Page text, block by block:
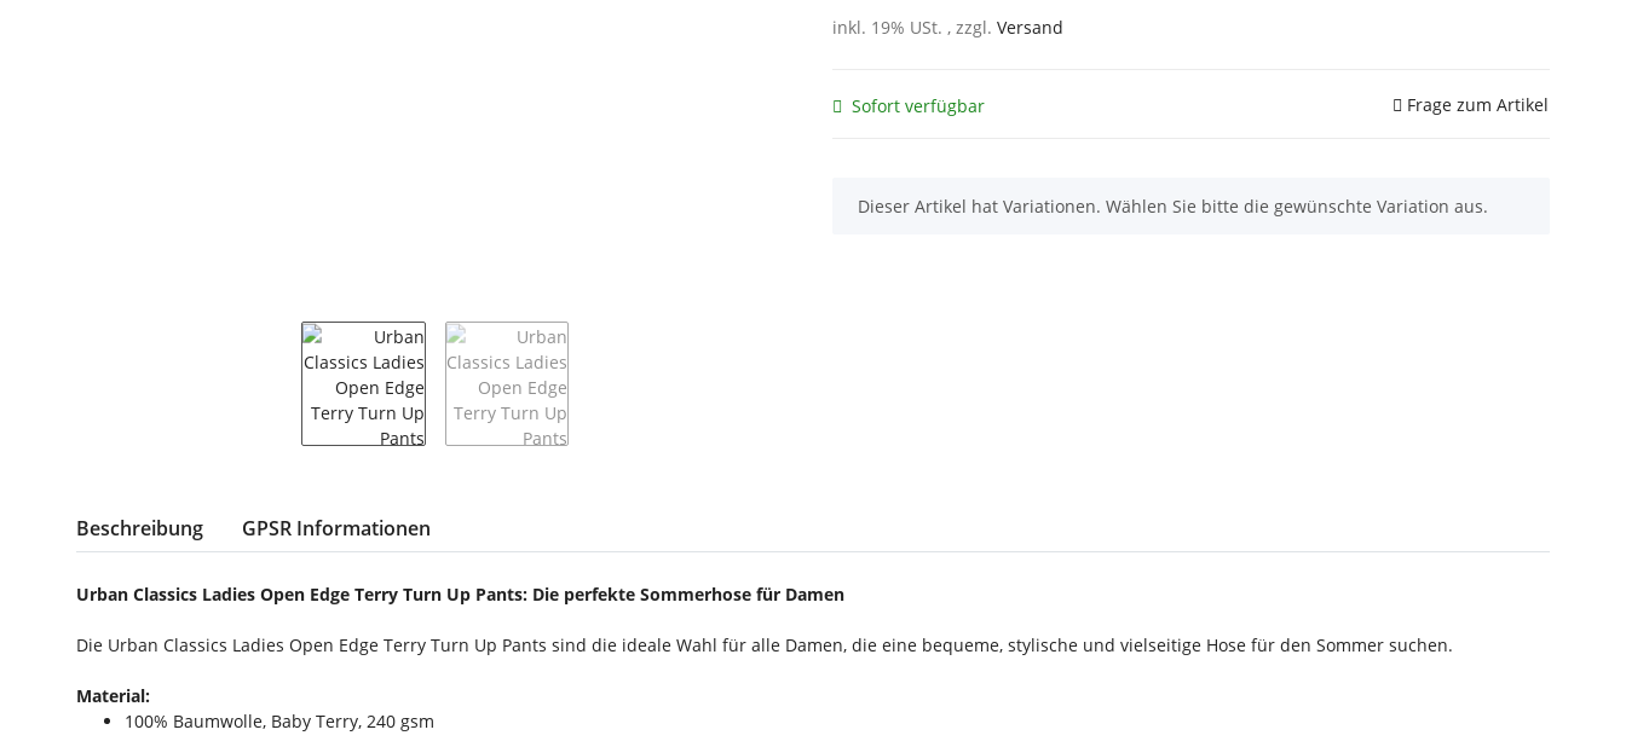
inkl. 19% USt. , zzgl. Versand
Sofort verfügbar Frage zum Artikel
x
Dieser Artikel hat Variationen. Wählen Sie bitte die gewünschte Variation aus.
weitere Registerkarten anzeigen
Beschreibung GPSR Informationen
Urban Classics Ladies Open Edge Terry Turn Up Pants: Die perfekte Sommerhose für Damen
Die Urban Classics Ladies Open Edge Terry Turn Up Pants sind die ideale Wahl für alle Damen, die eine bequeme, stylische und vielseitige Hose für den Sommer suchen.
Material:
100% Baumwolle, Baby Terry, 240 gsm